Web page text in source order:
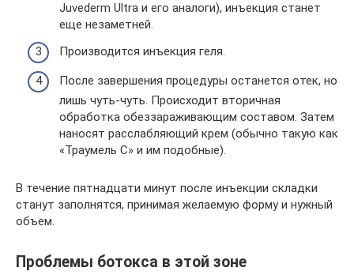
Juvederm Ultra и его аналоги), инъекция станет
еще незаметней.
Производится инъекция геля.
После завершения процедуры останется отек, но
лишь чуть-чуть. Происходит вторичная
обработка обеззараживающим составом. Затем
наносят расслабляющий крем (обычно такую как
«Траумель С» и им подобные).
В течение пятнадцати минут после инъекции складки
станут заполнятся, принимая желаемую форму и нужный
объем.
Проблемы ботокса в этой зоне